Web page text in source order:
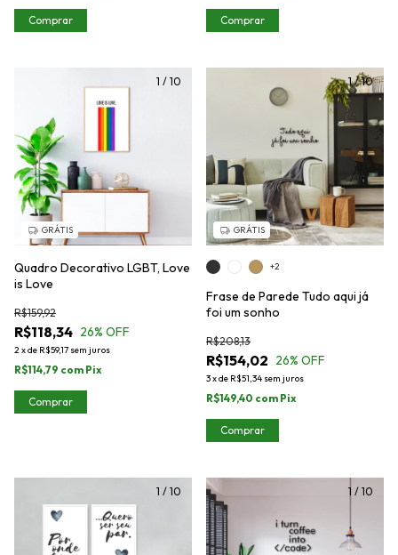
Comprar Comprar
1 / 10
GRÁTIS
Quadro Decorativo LGBT, Love
is Love
R$118,34
R$159,92
26% OFF
2xde R$59,17 sem juros
R$114,79 com Pix
Comprar
1/10
GRÁTIS
Frase de Parede Tudo aqui já
foi um sonho
R$154,02
R$208,13
26% OFF
3xde R$51,34 sem juros
R$149,40 com Pix
+2
Comprar
1 / 10 1 / 10